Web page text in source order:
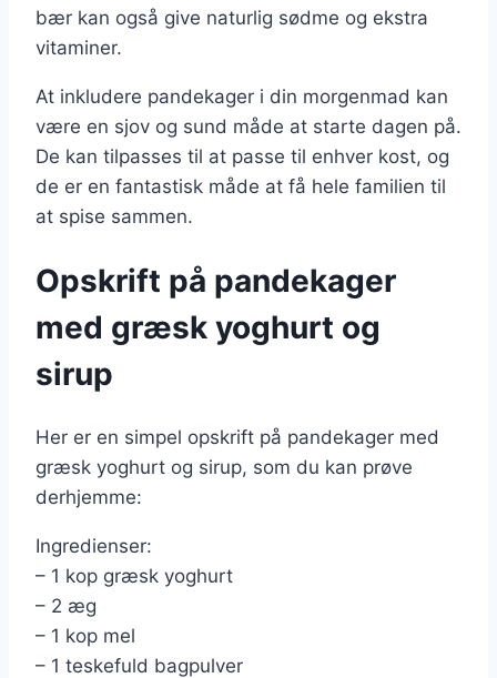
bær kan også give naturlig sødme og ekstra
vitaminer.
At inkludere pandekager i din morgenmad kan
være en sjov og sund måde at starte dagen på.
De kan tilpasses til at passe til enhver kost, og
de er en fantastisk måde at få hele familien til
at spise sammen.
Opskrift på pandekager
med græsk yoghurt og
sirup
Her er en simpel opskrift på pandekager med
græsk yoghurt og sirup, som du kan prøve
derhjemme:
Ingredienser:
– 1 kop græsk yoghurt
– 2 æg
– 1 kop mel
– 1 teskefuld bagpulver